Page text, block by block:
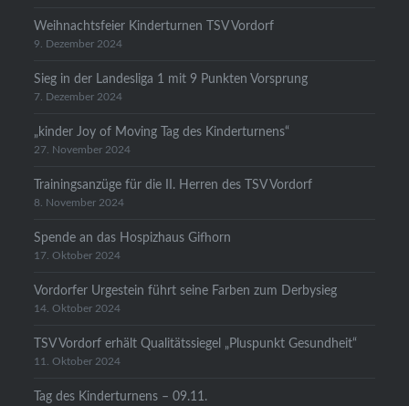
Weihnachtsfeier Kinderturnen TSV Vordorf
9. Dezember 2024
Sieg in der Landesliga 1 mit 9 Punkten Vorsprung
7. Dezember 2024
„kinder Joy of Moving Tag des Kinderturnens“
27. November 2024
Trainingsanzüge für die II. Herren des TSV Vordorf
8. November 2024
Spende an das Hospizhaus Gifhorn
17. Oktober 2024
Vordorfer Urgestein führt seine Farben zum Derbysieg
14. Oktober 2024
TSV Vordorf erhält Qualitätssiegel „Pluspunkt Gesundheit“
11. Oktober 2024
Tag des Kinderturnens – 09.11.